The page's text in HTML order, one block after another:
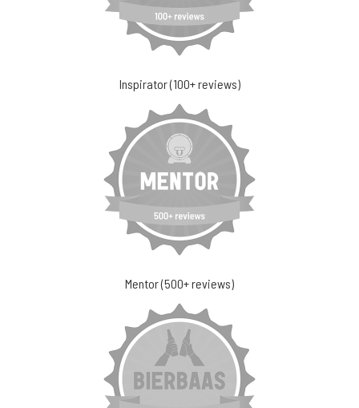
Inspirator (100+ reviews)
Mentor (500+ reviews)